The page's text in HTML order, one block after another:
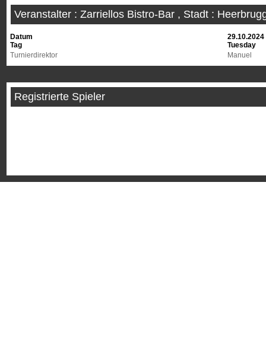
Veranstalter : Zarriellos Bistro-Bar , Stadt :
Datum
29.10.2024
Tag
Tuesday
Turnierdirektor
Manuel
Registrierte Spieler